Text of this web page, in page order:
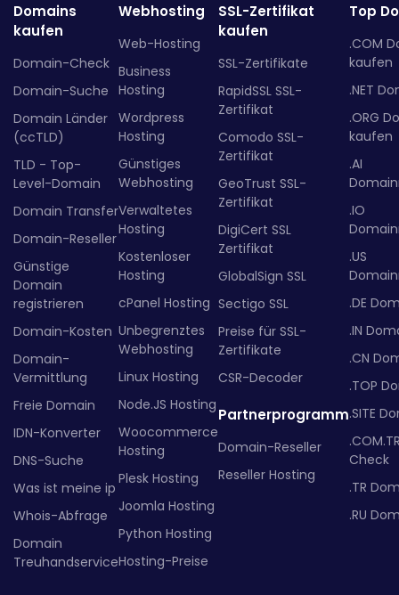
Domains
kaufen
Domain-Check
Domain-Suche
Domain Länder
(ccTLD)
TLD - Top-
Level-Domain
Domain Transfer
Domain-Reseller
Günstige
Domain
registrieren
Domain-Kosten
Domain-
Vermittlung
Freie Domain
IDN-Konverter
DNS-Suche
Was ist meine ip
Whois-Abfrage
Domain
Treuhandservice
Webhosting
Web-Hosting
Business
Hosting
Wordpress
Hosting
Günstiges
Webhosting
Verwaltetes
Hosting
Kostenloser
Hosting
cPanel Hosting
Unbegrenztes
Webhosting
Linux Hosting
Node.JS Hosting
Woocommerce
Hosting
Plesk Hosting
Joomla Hosting
Python Hosting
Hosting-Preise
SSL-Zertifikat
kaufen
SSL-Zertifikate
RapidSSL SSL-
Zertifikat
Comodo SSL-
Zertifikat
GeoTrust SSL-
Zertifikat
DigiCert SSL
Zertifikat
GlobalSign SSL
Sectigo SSL
Preise für SSL-
Zertifikate
CSR-Decoder
Partnerprogramm
Domain-Reseller
Reseller Hosting
Top
.COM
kaufen
.NET
.ORG
kaufen
.AI
.IO
.US
.DE
.IN
.CN
.TOP
.SITE
Check
.TR
.RU